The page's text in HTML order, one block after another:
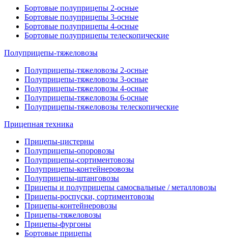
Бортовые полуприцепы 2-осные
Бортовые полуприцепы 3-осные
Бортовые полуприцепы 4-осные
Бортовые полуприцепы телескопические
Полуприцепы-тяжеловозы
Полуприцепы-тяжеловозы 2-осные
Полуприцепы-тяжеловозы 3-осные
Полуприцепы-тяжеловозы 4-осные
Полуприцепы-тяжеловозы 6-осные
Полуприцепы-тяжеловозы телескопические
Прицепная техника
Прицепы-цистерны
Полуприцепы-опоровозы
Полуприцепы-сортиментовозы
Полуприцепы-контейнеровозы
Полуприцепы-штанговозы
Прицепы и полуприцепы самосвальные / металловозы
Прицепы-роспуски, сортиментовозы
Прицепы-контейнеровозы
Прицепы-тяжеловозы
Прицепы-фургоны
Бортовые прицепы